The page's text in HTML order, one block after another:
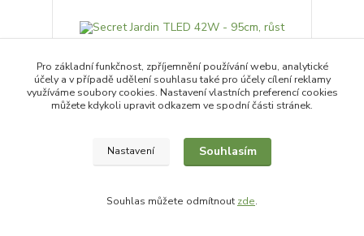
Secret Jardin TLED 42W - 95cm, růst
Pro základní funkčnost, zpříjemnění používání webu, analytické
účely a v případě udělení souhlasu také pro účely cílení reklamy
využíváme soubory cookies. Nastavení vlastních preferencí cookies
můžete kdykoli upravit odkazem ve spodní části stránek.
Nastavení Souhlasím
Souhlas můžete odmítnout zde.